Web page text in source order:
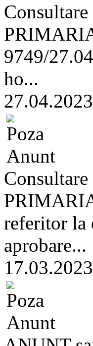
9749/
ho...
referitor la
aprobare...